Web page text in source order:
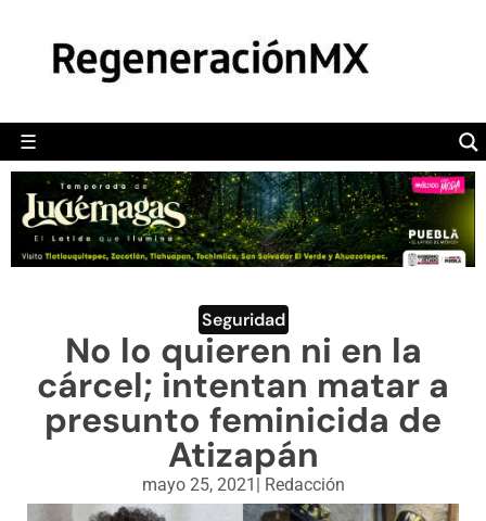
☰
POLÍTICA
CAMALEÓN
OPINIÓN
DEPORTES
ENGLISH SECTION
VIDEOS
Seguridad
No lo quieren ni en la
cárcel; intentan matar a
presunto feminicida de
Atizapán
mayo 25, 2021 | Redacción